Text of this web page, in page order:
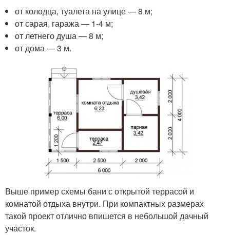
от колодца, туалета на улице — 8 м;
от сарая, гаража — 1-4 м;
от летнего душа — 8 м;
от дома — 3 м.
Выше пример схемы бани с открытой террасой и
комнатой отдыха внутри. При компактных размерах
такой проект отлично впишется в небольшой дачный
участок.